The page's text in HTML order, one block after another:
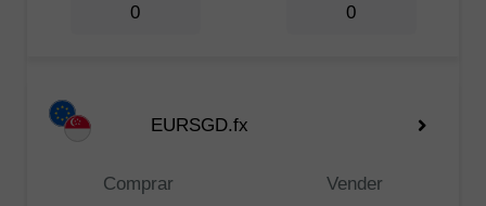
0 0
EURSGD.fx
Comprar Vender